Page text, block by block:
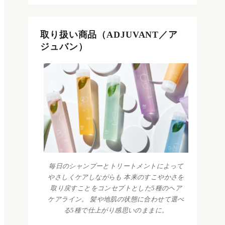
取り扱い商品（ADJUVANT／ア
ジュバン）
毎日のシャンプーとトリートメントによって
やさしくケアしながらも 本来のすこやかさを
取り戻すことをコンセプトとした5種のヘア
ケアライン。 髪や地肌の状態に合わせて選べ
る5種で仕上がり感思いのままに。